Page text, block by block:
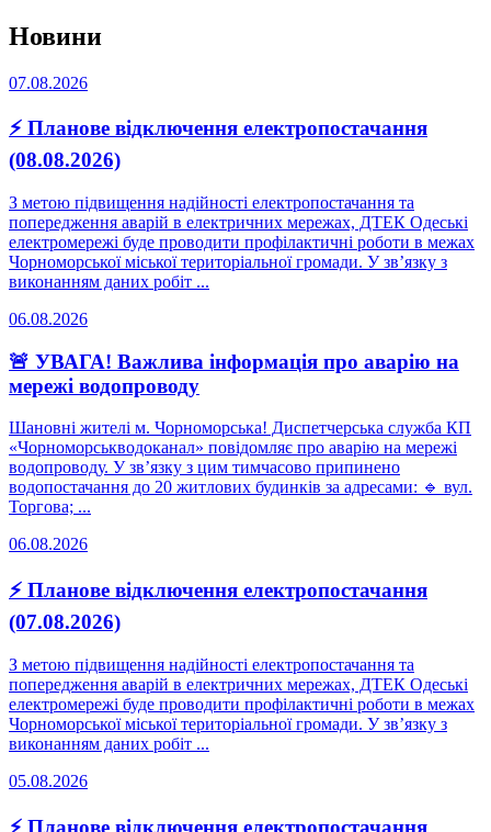
Новини
07.08.2026
⚡ Планове відключення електропостачання
(08.08.2026)
З метою підвищення надійності електропостачання та
попередження аварій в електричних мережах, ДТЕК Одеські
електромережі буде проводити профілактичні роботи в межах
Чорноморської міської територіальної громади. У зв’язку з
виконанням даних робіт ...
06.08.2026
🚨 УВАГА! Важлива інформація про аварію на
мережі водопроводу
Шановні жителі м. Чорноморська! Диспетчерська служба КП
«Чорноморськводоканал» повідомляє про аварію на мережі
водопроводу. У зв’язку з цим тимчасово припинено
водопостачання до 20 житлових будинків за адресами: 🔹 вул.
Торгова; ...
06.08.2026
⚡ Планове відключення електропостачання
(07.08.2026)
З метою підвищення надійності електропостачання та
попередження аварій в електричних мережах, ДТЕК Одеські
електромережі буде проводити профілактичні роботи в межах
Чорноморської міської територіальної громади. У зв’язку з
виконанням даних робіт ...
05.08.2026
⚡ Планове відключення електропостачання